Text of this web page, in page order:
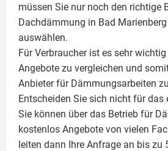
müssen Sie nur noch den richtige
Dachdämmung in Bad
auswählen.
Für Verbraucher ist es sehr
Angebote zu vergleichen und
Anbieter für Dämmungsarbeiten
Entscheiden Sie sich nicht für das
Sie können über das Betrieb für
kostenlos Angebote von vielen
leiten dann Ihre Anfrage an bis zu